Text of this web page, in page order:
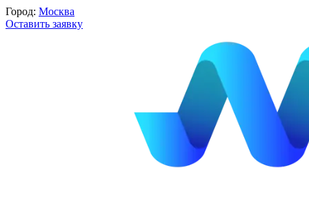
Город: Москва
Оставить заявку